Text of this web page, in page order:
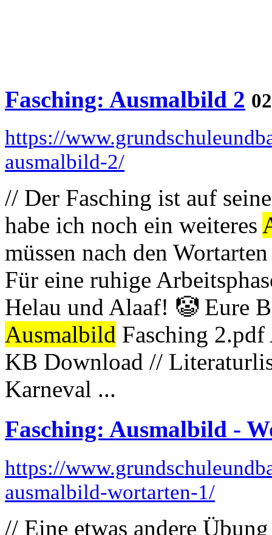
Fasching: Ausmalbild 2
https://
ausmalbild-2/
// Der Fasching ist auf
habe ich noch ein weiteres
müssen nach den
Für eine ruhige
Helau und Alaaf! 🤡 Eure
Ausmalbild Fasching
KB Download //
Karneval ...
Fasching: Ausmalbild -
https://
ausmalbild-wortarten-1/
// Eine etwas andere